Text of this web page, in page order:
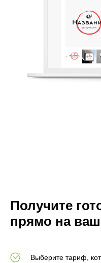
Получите
прямо на
Выберите тариф,